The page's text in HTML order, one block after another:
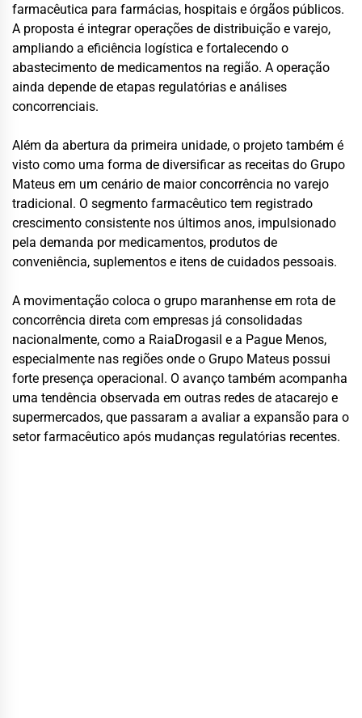
farmacêutica para farmácias, hospitais e órgãos públicos.
A proposta é integrar operações de distribuição e varejo,
ampliando a eficiência logística e fortalecendo o
abastecimento de medicamentos na região. A operação
ainda depende de etapas regulatórias e análises
concorrenciais.
Além da abertura da primeira unidade, o projeto também é
visto como uma forma de diversificar as receitas do Grupo
Mateus em um cenário de maior concorrência no varejo
tradicional. O segmento farmacêutico tem registrado
crescimento consistente nos últimos anos, impulsionado
pela demanda por medicamentos, produtos de
conveniência, suplementos e itens de cuidados pessoais.
A movimentação coloca o grupo maranhense em rota de
concorrência direta com empresas já consolidadas
nacionalmente, como a RaiaDrogasil e a Pague Menos,
especialmente nas regiões onde o Grupo Mateus possui
forte presença operacional. O avanço também acompanha
uma tendência observada em outras redes de atacarejo e
supermercados, que passaram a avaliar a expansão para o
setor farmacêutico após mudanças regulatórias recentes.